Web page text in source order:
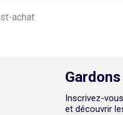
achat
Inscrivez-
et découvrir